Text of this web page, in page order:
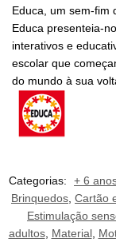
Educa, um sem-fim
Educa presenteia-
interativos e
escolar que
do mundo à sua
Categorias:
+ 6
Brinquedos Cartão
Estimulação
adultos, Material,